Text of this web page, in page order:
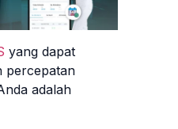
yang dapat
percepatan
adalah